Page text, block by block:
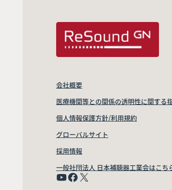
会社概要
医療機関等との関係の透明性に関する
個人情報保護方針/利用規約
グローバルサイト
採用情報
一般社団法人 日本補聴器工業会はこち